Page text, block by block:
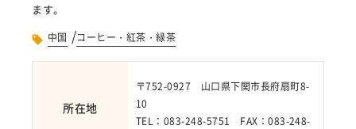
ます。
中国 /コーヒー・紅茶・緑茶
所在地
〒752-0927 山口県下関市長府扇町8-
10
TEL：083-248-5751 FAX：083-248-